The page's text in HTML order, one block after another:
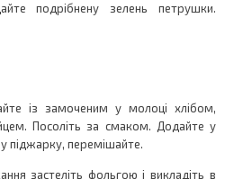
подрібнену зелень петрушки.
із замоченим у молоці хлібом,
Посоліть за смаком. Додайте у
перемішайте.
застеліть фольгою і викладіть в